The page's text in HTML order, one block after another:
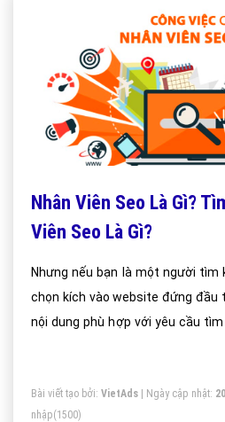
Nhân Viên Seo Là Gì?
Viên Seo Là Gì?
Nhưng nếu bạn là một người tìm
chọn kích vào website đứng đầu
nội dung phù hợp với yêu cầu tìm
Bài viết tạo bởi: VietAds | Ngày cập nhật:
nhập(1500)